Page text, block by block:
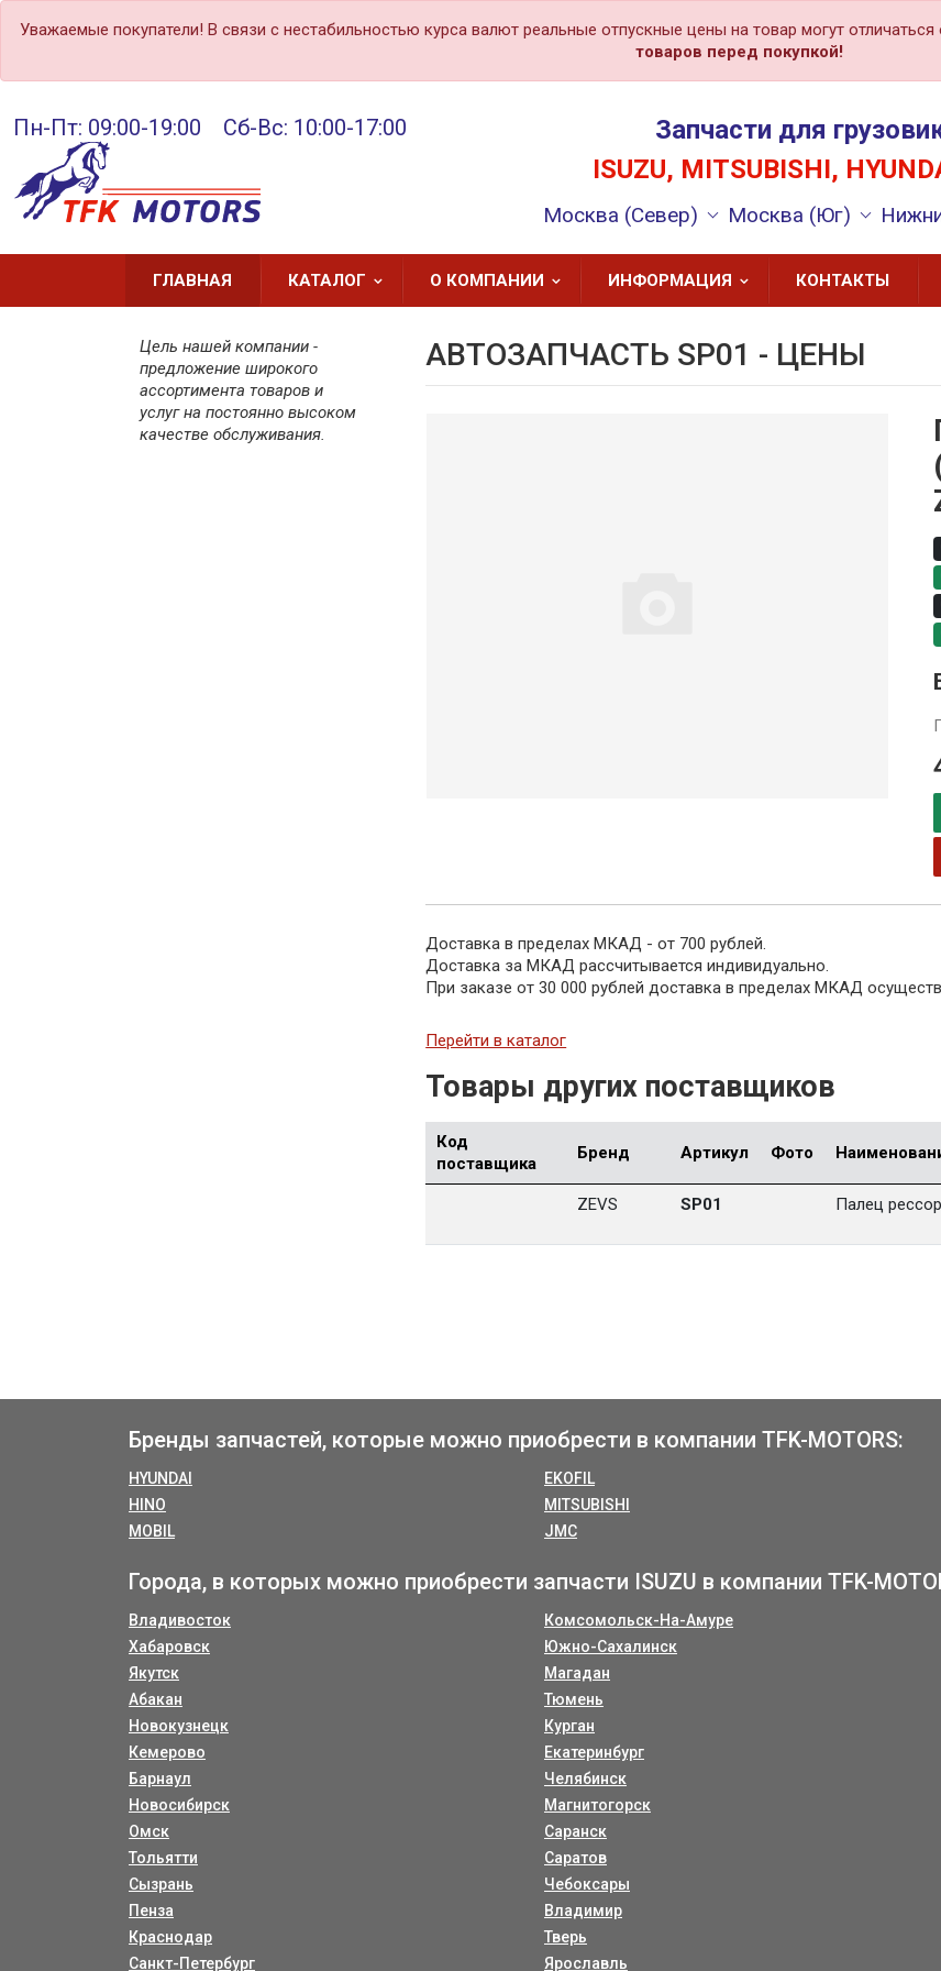
Уважаемые покупатели! В связи с нестабильностью курса валют реальные отпускные цены на товар могут отличаться
товаров перед покупкой!
Пн-Пт: 09:00-19:00 Сб-Вс: 10:00-17:00
Запчасти для
ISUZU, MITSUBISHI,
Москва (Север) Москва (Юг)
ГЛАВНАЯ КАТАЛОГ О КОМПАНИИ ИНФОРМАЦИЯ КОНТАКТЫ
Цель нашей компании -
предложение широкого
ассортимента товаров и
услуг на постоянно высоком
качестве обслуживания.
АВТОЗАПЧАСТЬ SP01 - ЦЕНЫ
Доставка в пределах МКАД - от 700 рублей.
Доставка за МКАД рассчитывается индивидуально.
При заказе от 30 000 рублей доставка в пределах МКАД
Перейти в каталог
Товары других поставщиков
Код
поставщика
Бренд Артикул Фото
ZEVS SP01 Палец
Бренды запчастей, которые можно приобрести в компании TFK-MOTORS:
HYUNDAI
HINO
MOBIL
EKOFIL
MITSUBISHI
JMC
Города, в которых можно приобрести запчасти ISUZU в компании TFK-
Владивосток
Хабаровск
Якутск
Абакан
Новокузнецк
Кемерово
Барнаул
Новосибирск
Омск
Тольятти
Сызрань
Пенза
Краснодар
Санкт-Петербург
Комсомольск-На-Амуре
Южно-Сахалинск
Магадан
Тюмень
Курган
Екатеринбург
Челябинск
Магнитогорск
Саранск
Саратов
Чебоксары
Владимир
Тверь
Ярославль